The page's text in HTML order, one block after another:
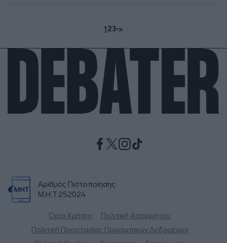
123›»
Αριθμός Πιστοποίησης
Μ.Η.Τ.252024
Όροι Χρήσης
Πολιτική Απορρήτου
Πολιτική Προστασίας Προσωπικών Δεδομένων